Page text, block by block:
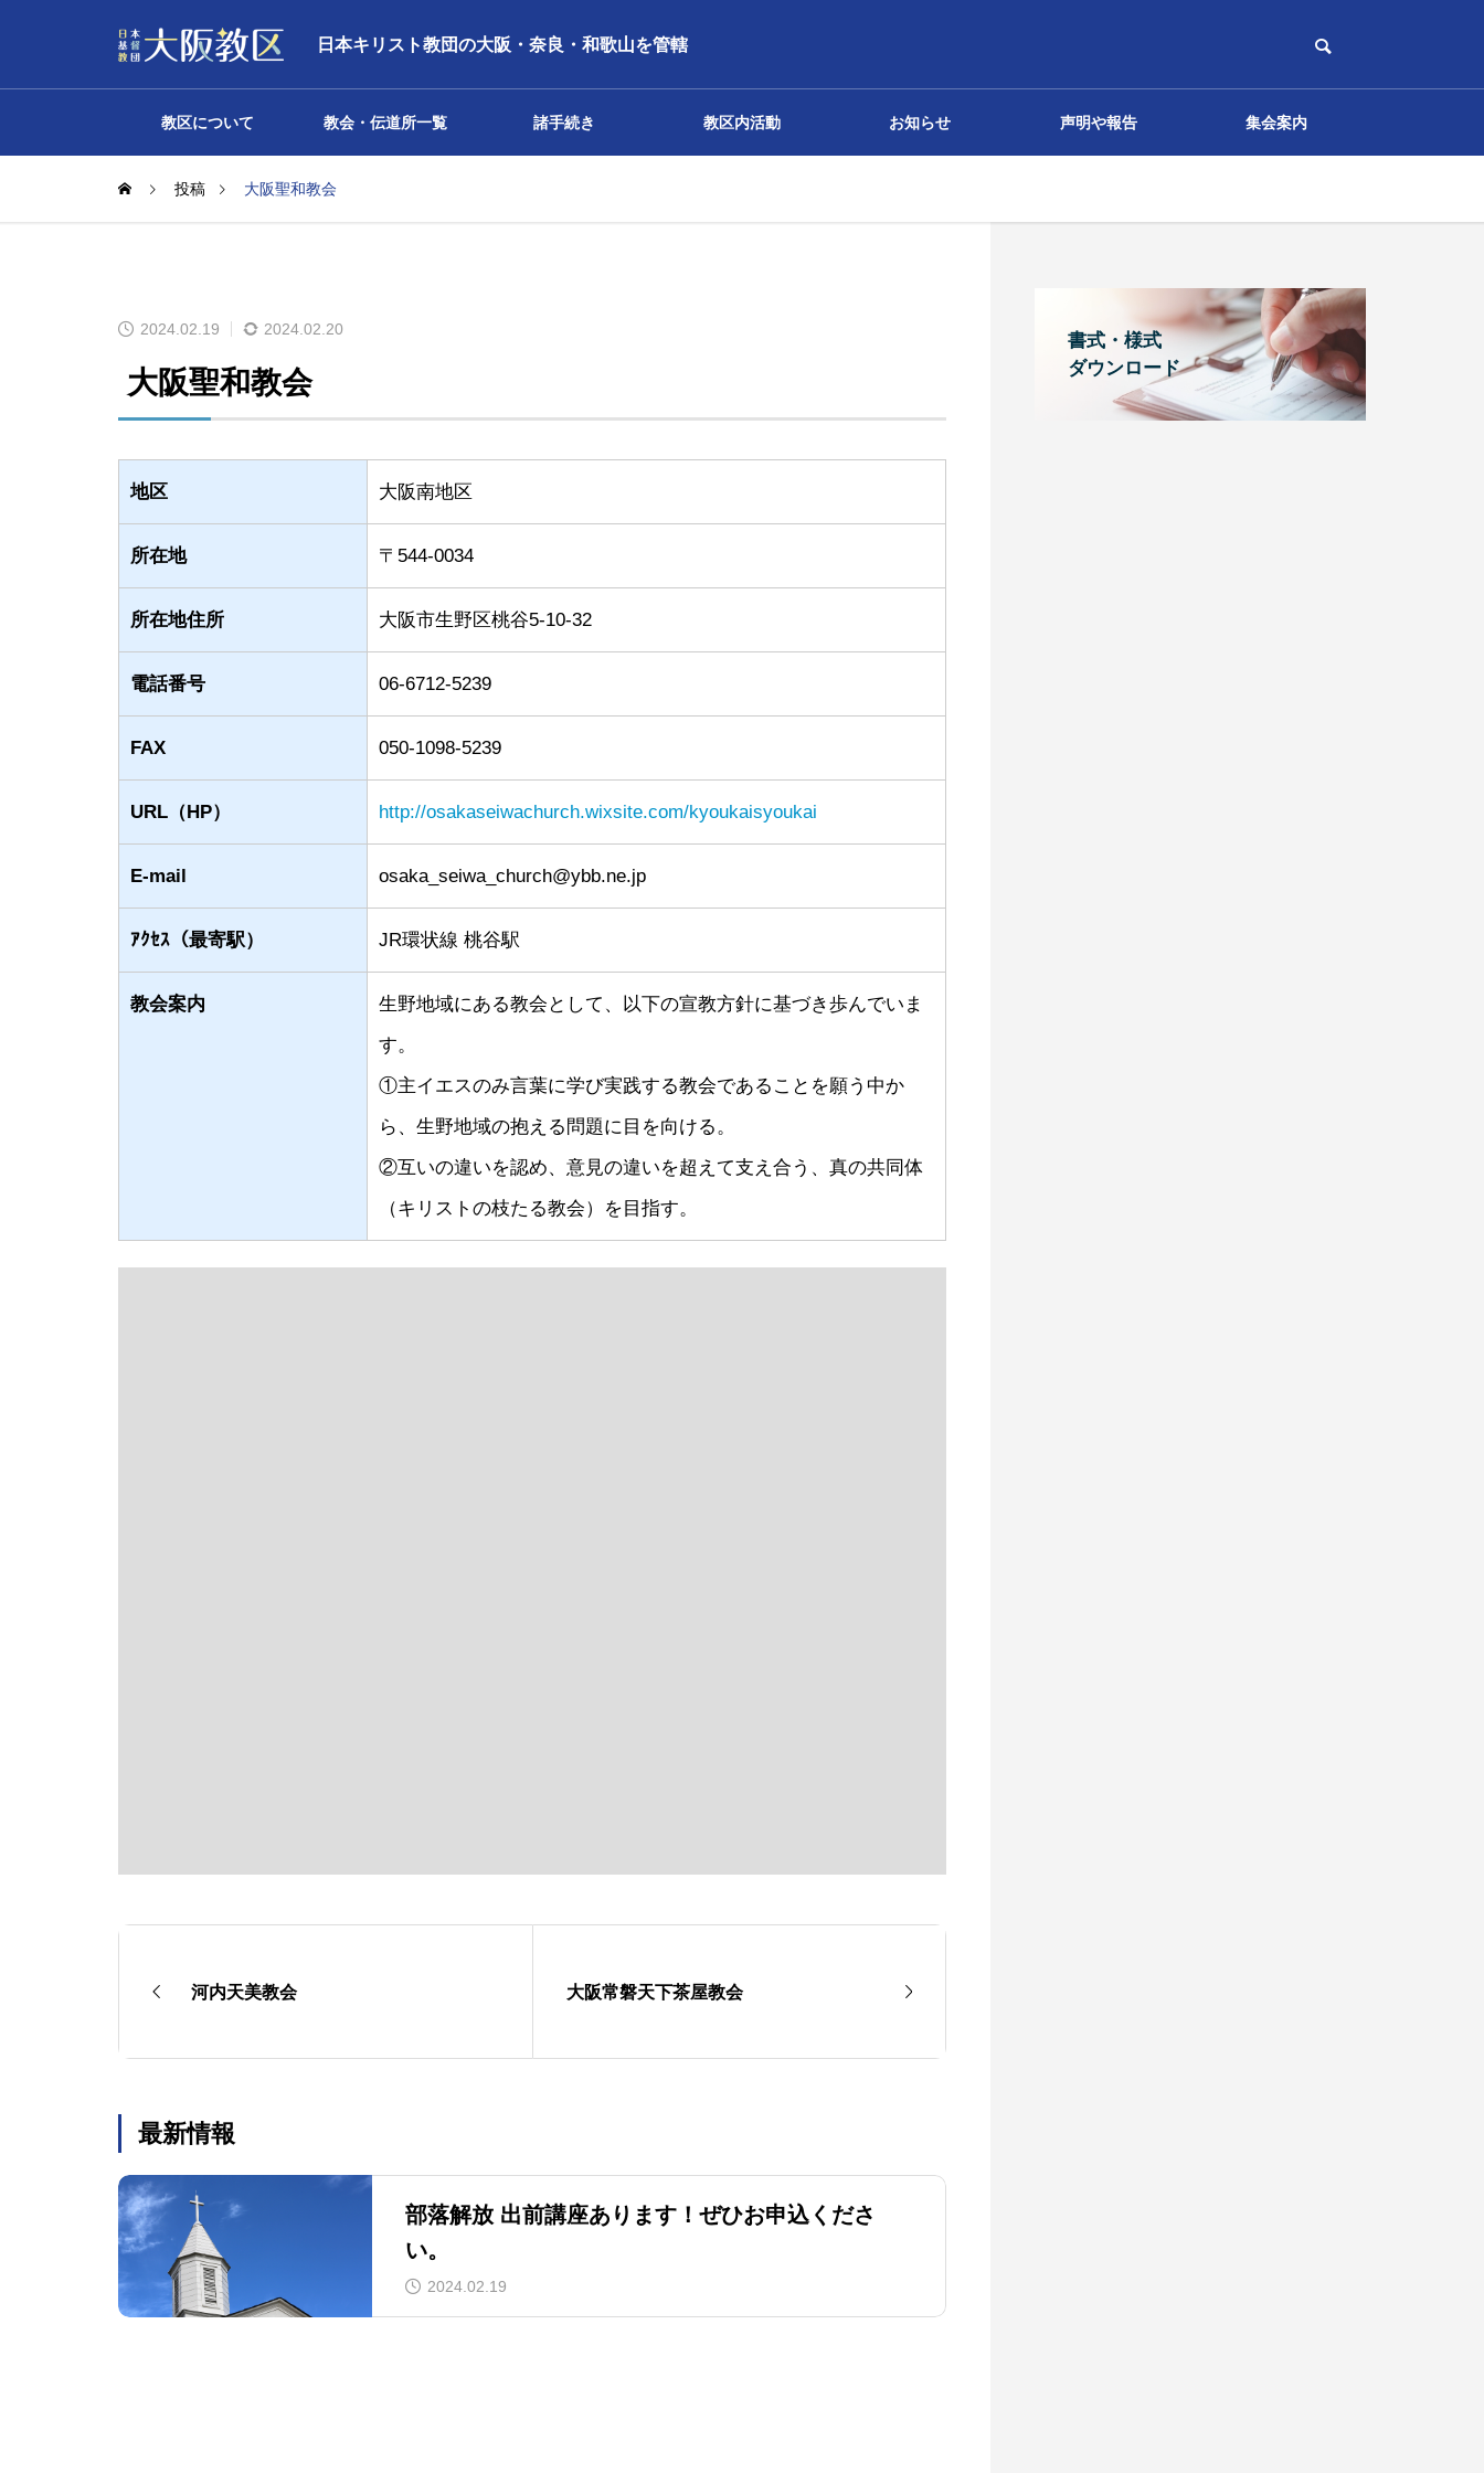
日本キリスト教団の大阪・奈良・和歌山を管轄
教区について 教会・伝道所一覧 諸手続き 教区内活動 お知らせ 声明や報告 集会案内
投稿 大阪聖和教会
2024.02.19 2024.02.20
大阪聖和教会
地区 大阪南地区
所在地 〒544-0034
所在地住所 大阪市生野区桃谷5-10-32
電話番号 06-6712-5239
FAX 050-1098-5239
URL（HP） http://osakaseiwachurch.wixsite.com/kyoukaisyoukai
E-mail osaka_seiwa_church@ybb.ne.jp
ｱｸｾｽ（最寄駅） JR環状線 桃谷駅
教会案内
生野地域にある教会として、以下の宣教方針に基づき歩んでいま
す。
①主イエスのみ言葉に学び実践する教会であることを願う中か
ら、生野地域の抱える問題に目を向ける。
②互いの違いを認め、意見の違いを超えて支え合う、真の共同体
（キリストの枝たる教会）を目指す。
河内天美教会 大阪常磐天下茶屋教会
最新情報
部落解放 出前講座あります！ぜひお申込くださ
い。
2024.02.19
書式・様式
ダウンロード